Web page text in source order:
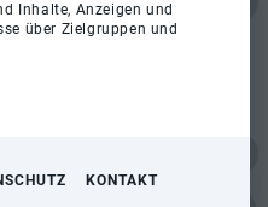
Inhalte, Anzeigen und
über Zielgruppen und
KONTAKT